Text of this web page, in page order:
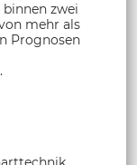
zwei
mehr als
Prognosen